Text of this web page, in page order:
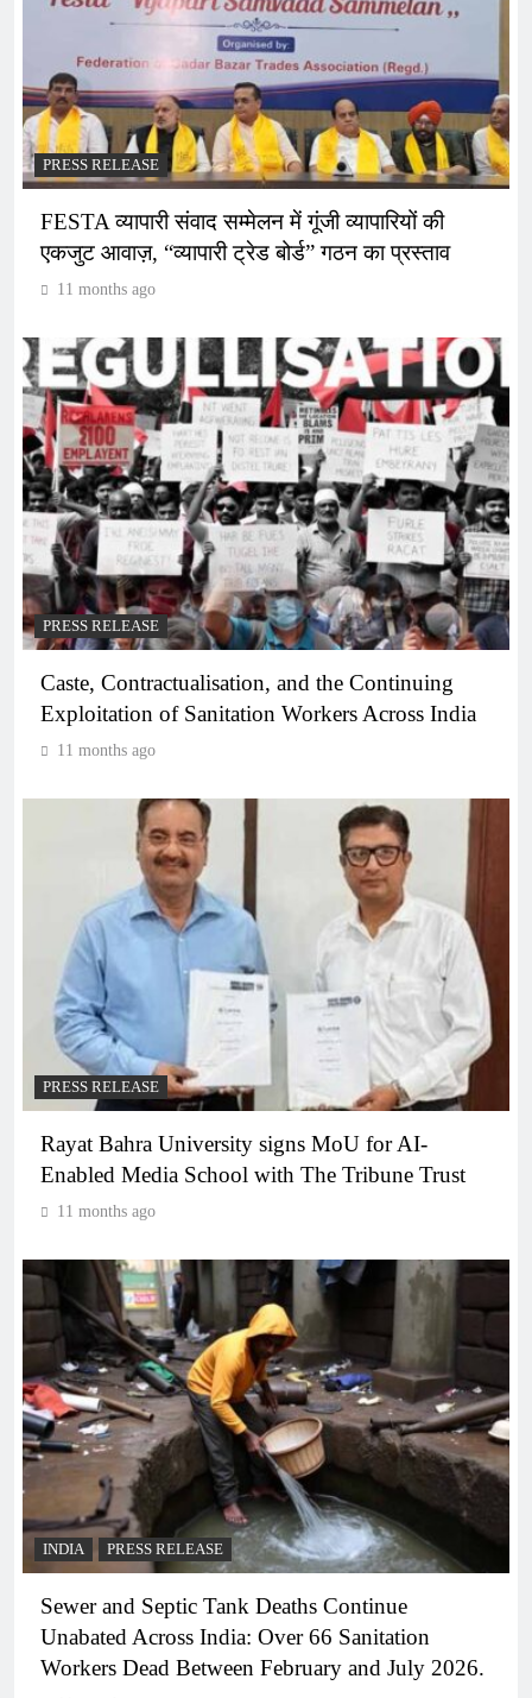
PRESS RELEASE
FESTA व्यापारी संवाद सम्मेलन में गूंजी व्यापारियों की
एकजुट आवाज़, “व्यापारी ट्रेड बोर्ड” गठन का प्रस्ताव
11 months ago
PRESS RELEASE
Caste, Contractualisation, and the Continuing
Exploitation of Sanitation Workers Across India
11 months ago
PRESS RELEASE
Rayat Bahra University signs MoU for AI-
Enabled Media School with The Tribune Trust
11 months ago
INDIA PRESS RELEASE
Sewer and Septic Tank Deaths Continue
Unabated Across India: Over 66 Sanitation
Workers Dead Between February and July 2026.